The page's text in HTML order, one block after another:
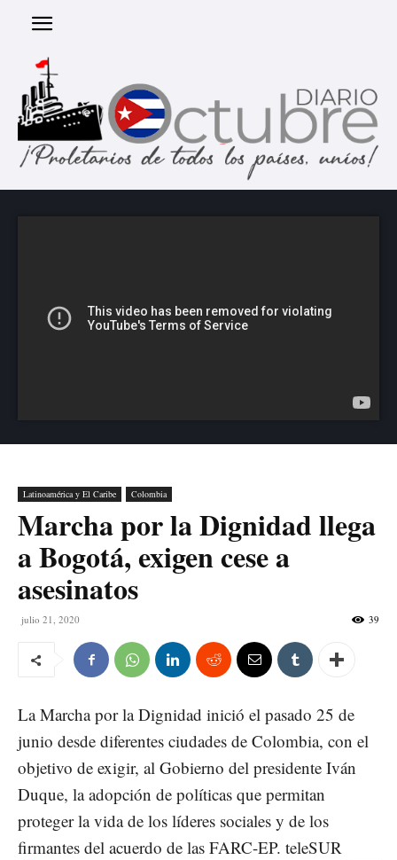
Latinoamérica y El Caribe Colombia
Marcha por la Dignidad llega
a Bogotá, exigen cese a
asesinatos
julio 21, 2020 39
La Marcha por la Dignidad inició el pasado 25 de
junio desde diferentes ciudades de Colombia, con el
objetivo de exigir, al Gobierno del presidente Iván
Duque, la adopción de políticas que permitan
proteger la vida de los líderes sociales y de los
firmantes del acuerdo de las FARC-EP. teleSUR